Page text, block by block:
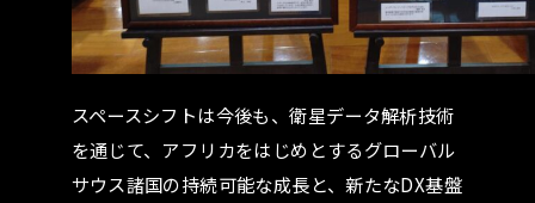
スペースシフトは今後も、衛星データ解析技術
を通じて、アフリカをはじめとするグローバル
サウス諸国の持続可能な成長と、新たなDX基盤